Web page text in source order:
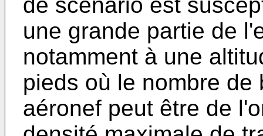
une grande partie de
notamment à une
pieds où le nombre
aéronef peut être de